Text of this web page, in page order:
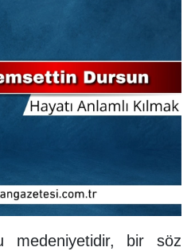
medeniyetidir, bir söz